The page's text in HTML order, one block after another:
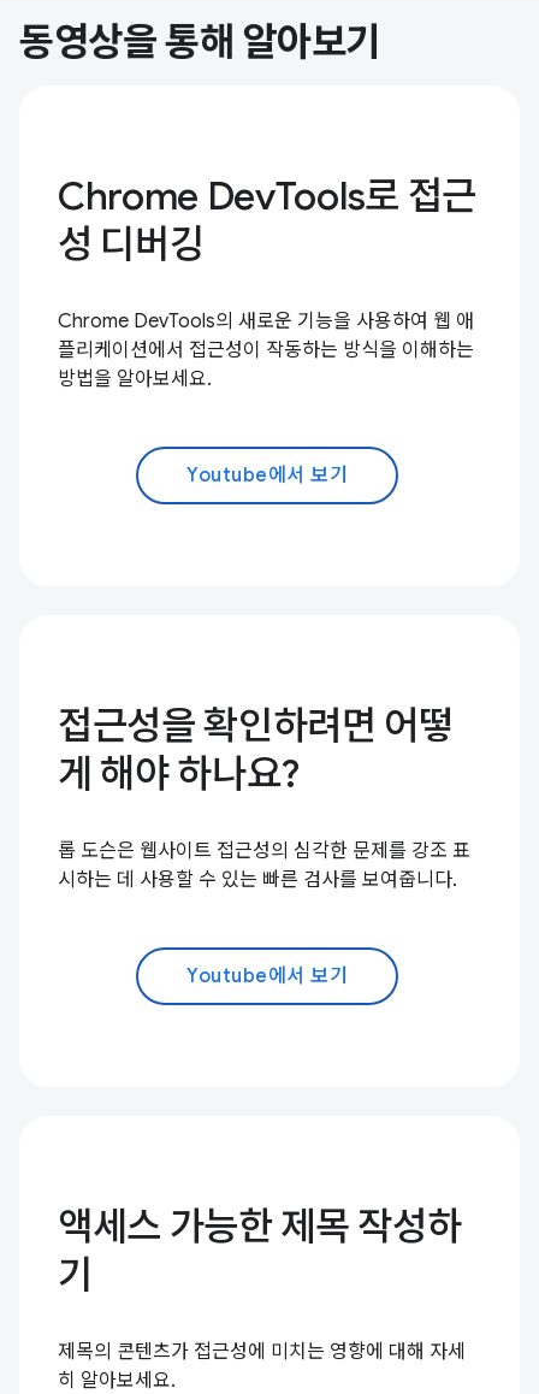
동영상을 통해 알아보기
Chrome DevTools로 접근
성 디버깅
Chrome DevTools의 새로운 기능을 사용하여 웹 애
플리케이션에서 접근성이 작동하는 방식을 이해하는
방법을 알아보세요.
Youtube에서 보기
접근성을 확인하려면 어떻
게 해야 하나요?
롭 도슨은 웹사이트 접근성의 심각한 문제를 강조 표
시하는 데 사용할 수 있는 빠른 검사를 보여줍니다.
Youtube에서 보기
액세스 가능한 제목 작성하
기
제목의 콘텐츠가 접근성에 미치는 영향에 대해 자세
히 알아보세요.